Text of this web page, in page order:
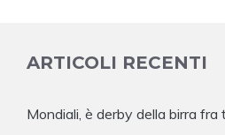
ARTICOLI RECENTI
Mondiali, è derby della birra fra